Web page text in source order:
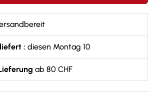
: diesen Montag 10
ab 80 CHF